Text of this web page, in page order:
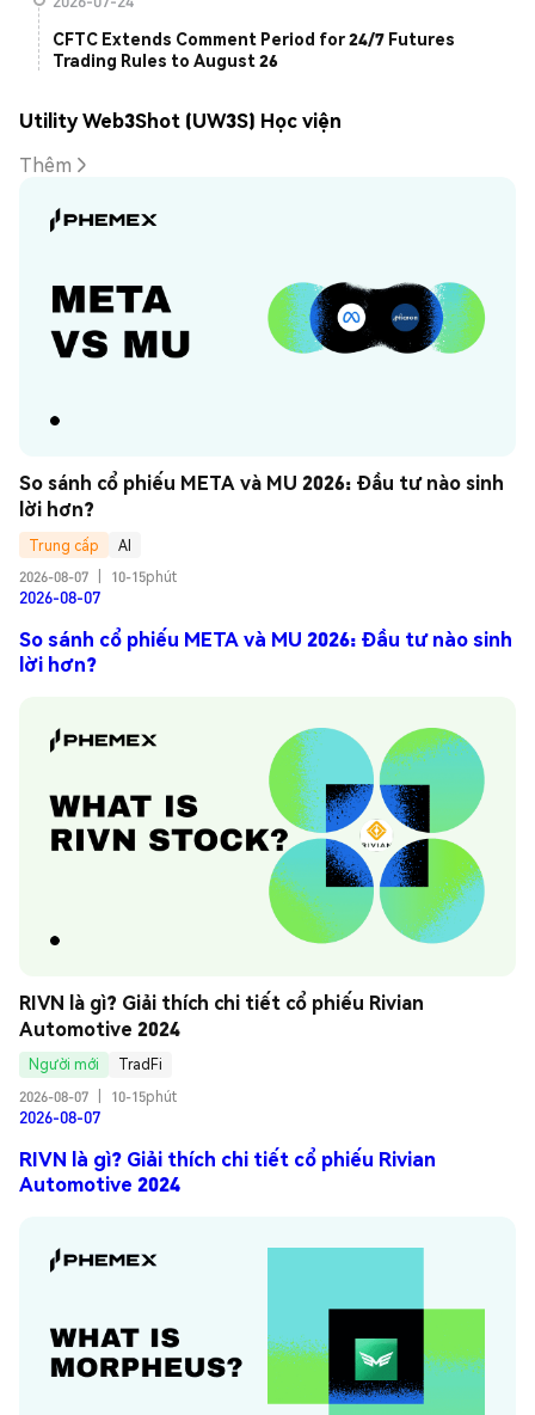
CFTC Extends Comment Period for 24/7 Futures
Trading Rules to August 26
Utility Web3Shot (UW3S) Học viện
Thêm
So sánh cổ phiếu META và MU 2026: Đầu tư nào sinh
lời hơn?
Trung cấp
AI
2026-08-07
10-15phút
2026-08-07
So sánh cổ phiếu META và MU 2026: Đầu tư nào sinh
lời hơn?
RIVN là gì? Giải thích chi tiết cổ phiếu Rivian
Automotive 2024
Người mới
TradFi
2026-08-07
10-15phút
2026-08-07
RIVN là gì? Giải thích chi tiết cổ phiếu Rivian
Automotive 2024